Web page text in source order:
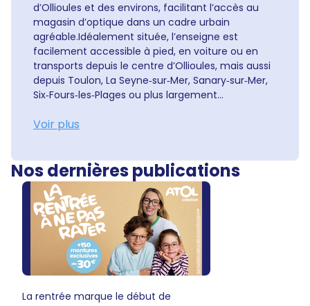
d’Ollioules et des environs, facilitant l’accès au
magasin d’optique dans un cadre urbain
agréable.Idéalement située, l’enseigne est
facilement accessible à pied, en voiture ou en
transports depuis le centre d’Ollioules, mais aussi
depuis Toulon, La Seyne‑sur‑Mer, Sanary‑sur‑Mer,
Six‑Fours‑les‑Plages ou plus largement...
Voir plus
Nos dernières publications
La rentrée marque le début de